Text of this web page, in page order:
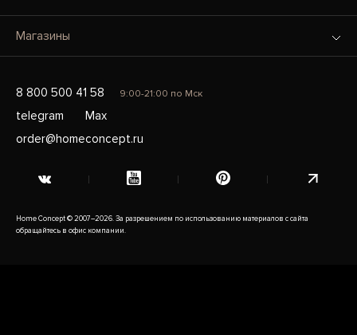
Магазины
8 800 500 41 58 9:00-21:00 по Мск
telegram
Max
order@homeconcept.ru
Home Concept © 2007–2026. За разрешением по использованию материалов с сайта
обращайтесь в офис компании.